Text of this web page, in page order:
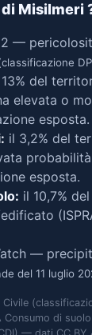
Misilmeri
2 —
del
elevata o
esposta.
il 3,2% del
esposta.
il 10,7%
—
del 11 luglio
di